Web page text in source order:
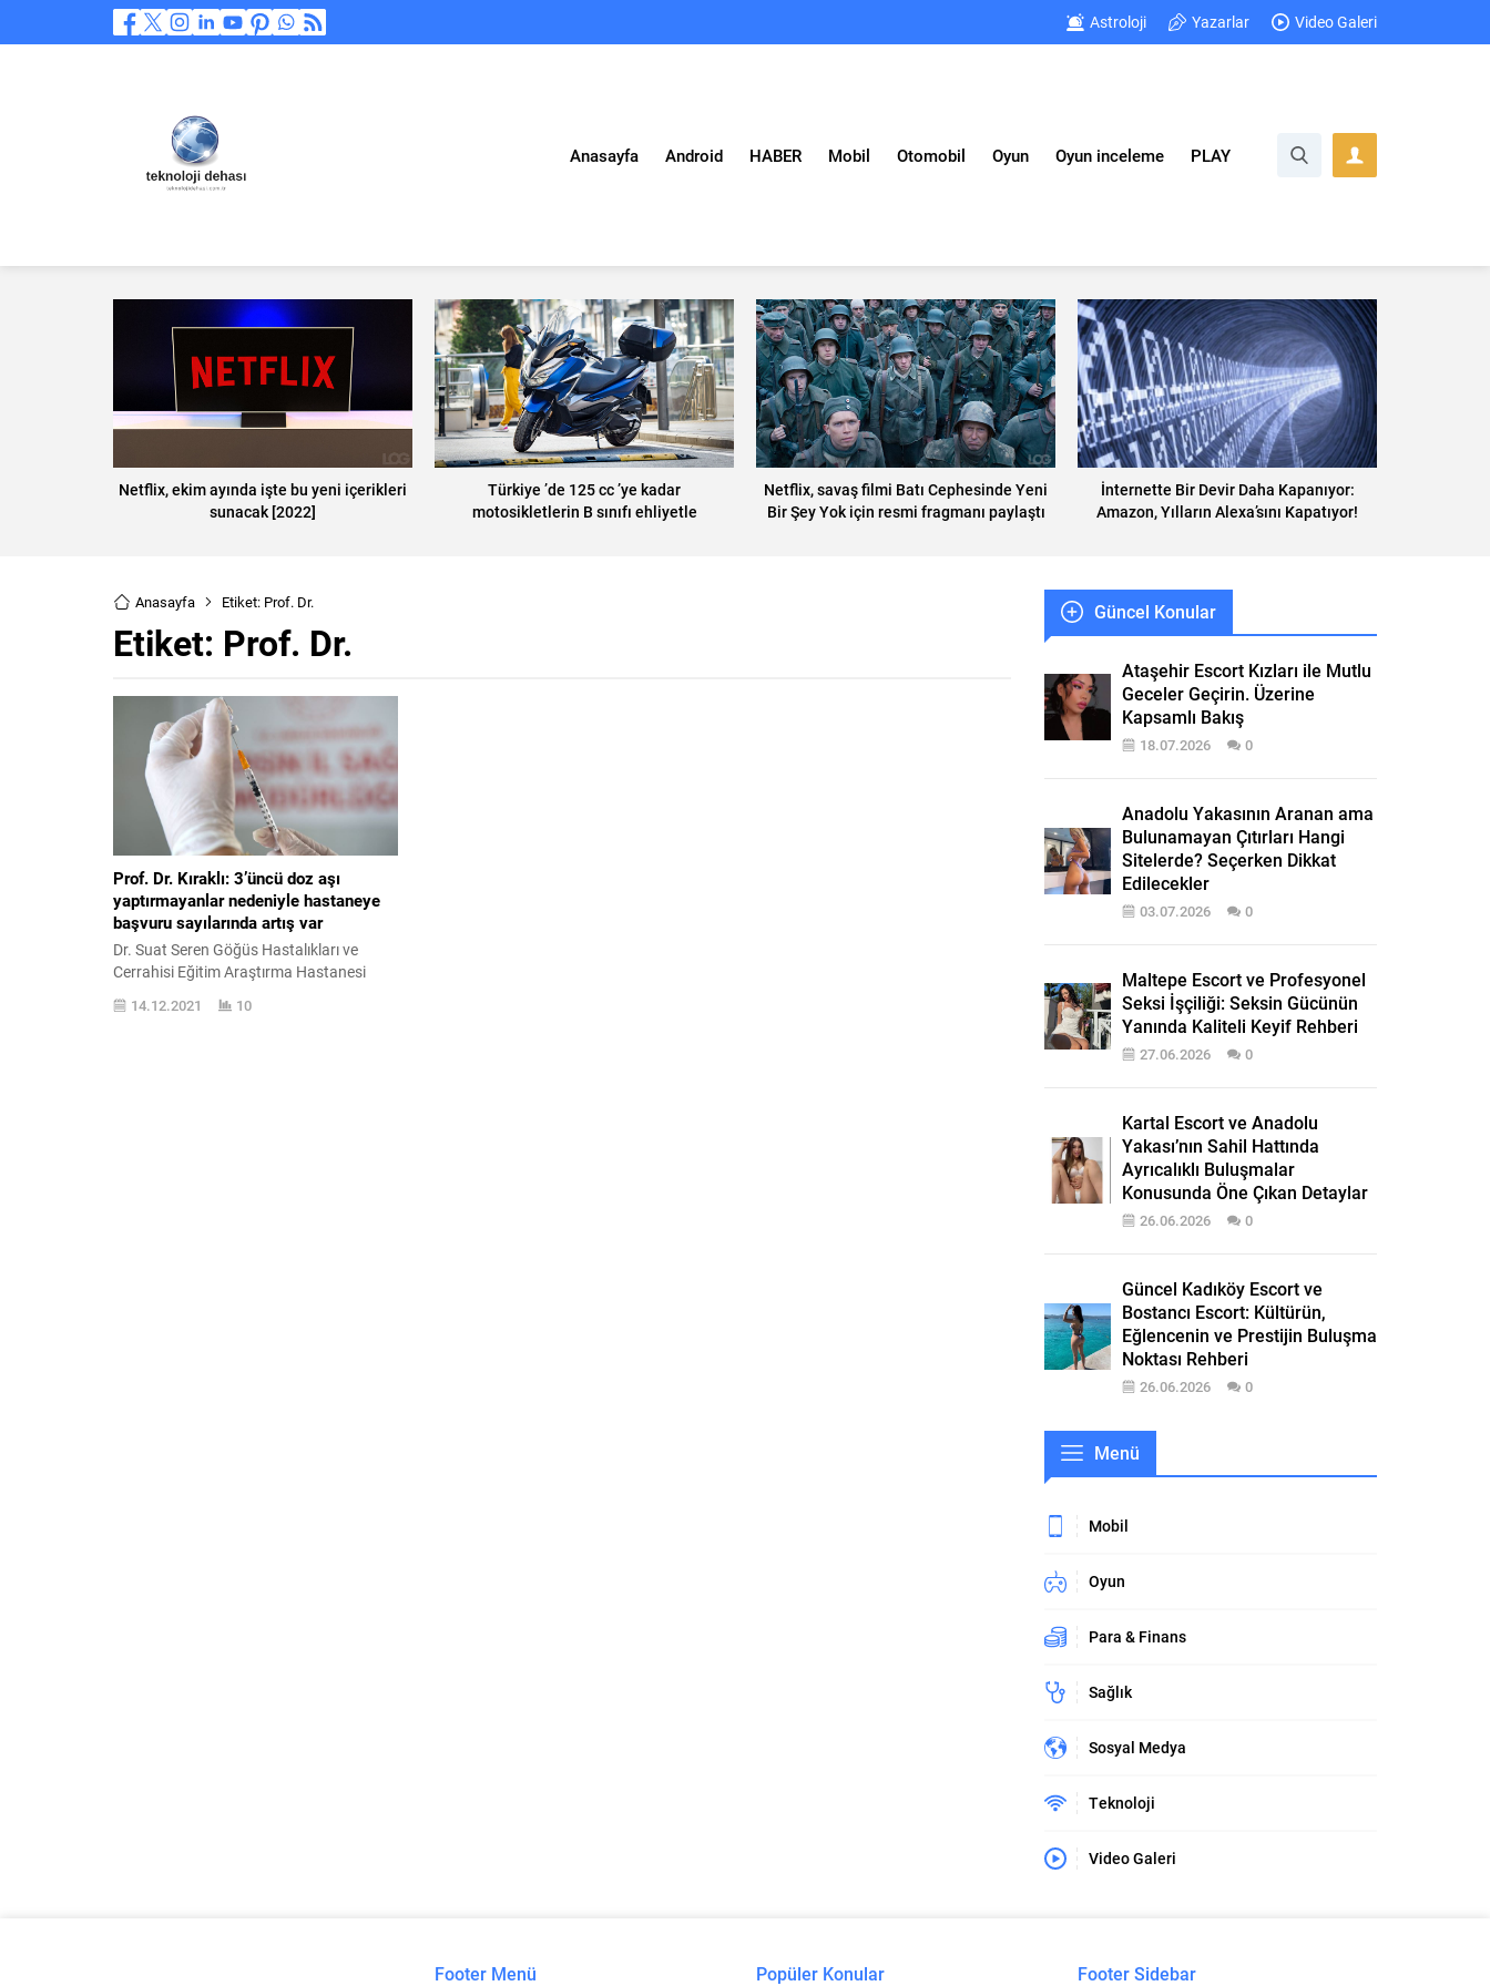
Astroloji Yazarlar Video Galeri
Anasayfa Android HABER Mobil Otomobil Oyun Oyun inceleme PLAY
Netflix, ekim ayında işte bu yeni içerikleri
sunacak [2022]
Türkiye ’de 125 cc ’ye kadar
motosikletlerin B sınıfı ehliyetle
Netflix, savaş filmi Batı Cephesinde Yeni
Bir Şey Yok için resmi fragmanı paylaştı
İnternette Bir Devir Daha Kapanıyor:
Amazon, Yılların Alexa’sını Kapatıyor!
Anasayfa Etiket: Prof. Dr.
Etiket: Prof. Dr.
Prof. Dr. Kıraklı: 3’üncü doz aşı
yaptırmayanlar nedeniyle hastaneye
başvuru sayılarında artış var
Dr. Suat Seren Göğüs Hastalıkları ve
Cerrahisi Eğitim Araştırma Hastanesi
Yoğun Bakım Servisi Sorumlusu Prof. Dr.
Cenk Kıraklı, hatırlatma ...
14.12.2021 10
Güncel Konular
Ataşehir Escort Kızları ile Mutlu
Geceler Geçirin. Üzerine
Kapsamlı Bakış
18.07.2026 0
Anadolu Yakasının Aranan ama
Bulunamayan Çıtırları Hangi
Sitelerde? Seçerken Dikkat
Edilecekler
03.07.2026 0
Maltepe Escort ve Profesyonel
Seksi İşçiliği: Seksin Gücünün
Yanında Kaliteli Keyif Rehberi
27.06.2026 0
Kartal Escort ve Anadolu
Yakası’nın Sahil Hattında
Ayrıcalıklı Buluşmalar
Konusunda Öne Çıkan Detaylar
26.06.2026 0
Güncel Kadıköy Escort ve
Bostancı Escort: Kültürün,
Eğlencenin ve Prestijin Buluşma
Noktası Rehberi
26.06.2026 0
Menü
Mobil
Oyun
Para & Finans
Sağlık
Sosyal Medya
Teknoloji
Video Galeri
Footer Menü Popüler Konular Footer Sidebar